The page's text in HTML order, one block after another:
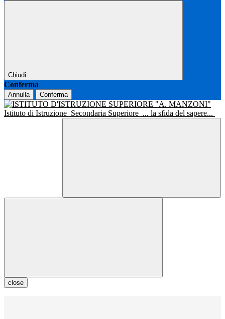
Chiudi
Conferma
Annulla Conferma
Istituto di Istruzione Secondaria Superiore ... la sfida del sapere...
close